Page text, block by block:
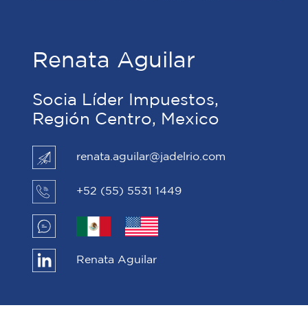
Renata Aguilar
Socia Líder Impuestos,
Región Centro, Mexico
renata.aguilar@jadelrio.com
+52 (55) 5531 1449
Renata Aguilar